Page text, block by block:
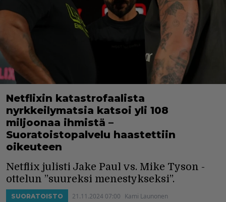
Netflixin katastrofaalista
nyrkkeilymatsia katsoi yli 108
miljoonaa ihmistä –
Suoratoistopalvelu haastettiin
oikeuteen
Netflix julisti Jake Paul vs. Mike Tyson -
ottelun ”suureksi menestykseksi”.
SUORATOISTO 21.11.2024 07:00 Kami Launonen